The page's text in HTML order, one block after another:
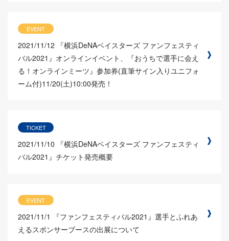
EVENT
2021/11/12
『横浜DeNAベイスターズ ファンフェスティ
バル2021』オンラインイベント、『おうちで選手に会え
る！オンラインミーツ』参加券(直筆サイン入りユニフォ
ーム付)11/20(土)10:00発売！
TICKET
2021/11/10
『横浜DeNAベイスターズ ファンフェスティ
バル2021』チケット発売概要
EVENT
2021/11/1
『ファンフェスティバル2021』選手とふれあ
えるスポンサーブースの出展について